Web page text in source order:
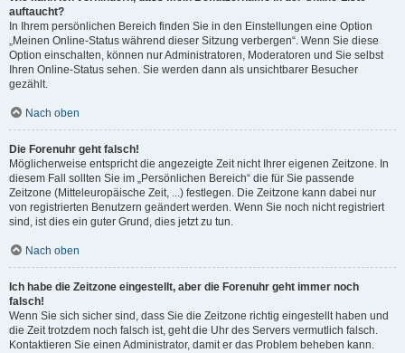
auftaucht?
In Ihrem persönlichen Bereich finden Sie in den Einstellungen eine Option
„Meinen Online-Status während dieser Sitzung verbergen“. Wenn Sie diese
Option einschalten, können nur Administratoren, Moderatoren und Sie selbst
Ihren Online-Status sehen. Sie werden dann als unsichtbarer Besucher
gezählt.
Nach oben
Die Forenuhr geht falsch!
Möglicherweise entspricht die angezeigte Zeit nicht Ihrer eigenen Zeitzone. In
diesem Fall sollten Sie im „Persönlichen Bereich“ die für Sie passende
Zeitzone (Mitteleuropäische Zeit, ...) festlegen. Die Zeitzone kann dabei nur
von registrierten Benutzern geändert werden. Wenn Sie noch nicht registriert
sind, ist dies ein guter Grund, dies jetzt zu tun.
Nach oben
Ich habe die Zeitzone eingestellt, aber die Forenuhr geht immer noch
falsch!
Wenn Sie sich sicher sind, dass Sie die Zeitzone richtig eingestellt haben und
die Zeit trotzdem noch falsch ist, geht die Uhr des Servers vermutlich falsch.
Kontaktieren Sie einen Administrator, damit er das Problem beheben kann.